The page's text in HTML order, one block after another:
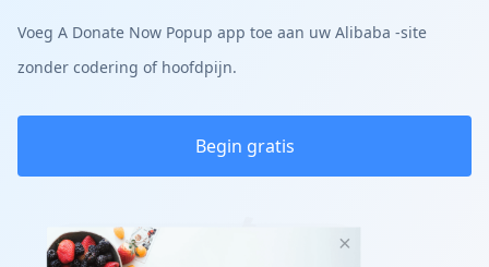
Voeg A Donate Now Popup app toe aan uw Alibaba -site
zonder codering of hoofdpijn.
Begin gratis